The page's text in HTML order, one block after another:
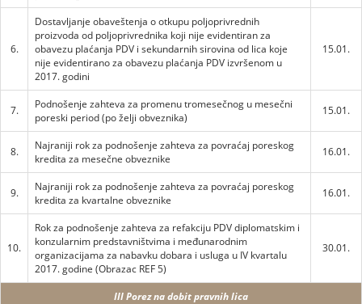
6.
Dostavljanje obaveštenja o otkupu poljoprivrednih
proizvoda od poljoprivrednika koji nije evidentiran za
obavezu plaćanja PDV i sekundarnih sirovina od lica koje
nije evidentirano za obavezu plaćanja PDV izvršenom u
2017. godini
15.01.
7.
Podnošenje zahteva za promenu tromesečnog u mesečni
poreski period (po želji obveznika)
15.01.
8.
Najraniji rok za podnošenje zahteva za povraćaj poreskog
kredita za mesečne obveznike
16.01.
9.
Najraniji rok za podnošenje zahteva za povraćaj poreskog
kredita za kvartalne obveznike
16.01.
10.
Rok za podnošenje zahteva za refakciju PDV diplomatskim i
konzularnim predstavništvima i međunarodnim
organizacijama za nabavku dobara i usluga u IV kvartalu
2017. godine (Obrazac REF 5)
30.01.
III Porez na dobit pravnih lica